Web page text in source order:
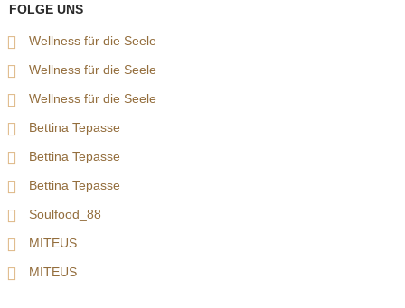
FOLGE UNS
Wellness für die Seele
Wellness für die Seele
Wellness für die Seele
Bettina Tepasse
Bettina Tepasse
Bettina Tepasse
Soulfood_88
MITEUS
MITEUS